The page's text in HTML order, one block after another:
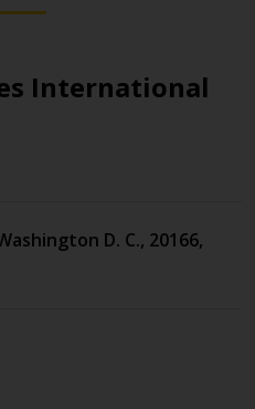
International
D. C., 20166,